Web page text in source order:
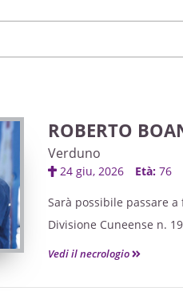
ROBERTO
Verduno
24 giu, 2026 Età:76
Sarà possibile passare
Divisione Cuneense n.
Giovedì 25 giugno dalle
Vedi il necrologio